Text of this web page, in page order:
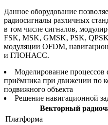
Данное оборудование
радиосигналы различных
в том числе сигналов,
FSK, MSK, GMSK, PSK,
модуляции OFDM,
и ГЛОНАСС.
Моделирование
приёмника при движении по
подвижного объекта
Решение навигационной
Векторный
Платформа